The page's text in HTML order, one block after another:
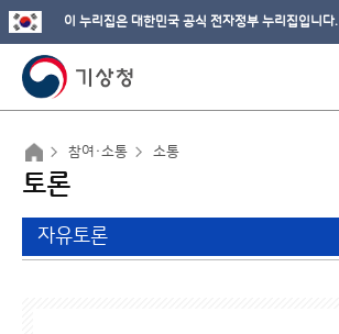
이 누리집은 대한민국 공식 전자정부 누리집입니다.
참여·소통 소통
토론
자유토론